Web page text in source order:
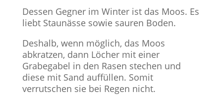
Dessen Gegner im Winter ist das Moos. Es
liebt Staunässe sowie sauren Boden.
Deshalb, wenn möglich, das Moos
abkratzen, dann Löcher mit einer
Grabegabel in den Rasen stechen und
diese mit Sand auffüllen. Somit
verrutschen sie bei Regen nicht.